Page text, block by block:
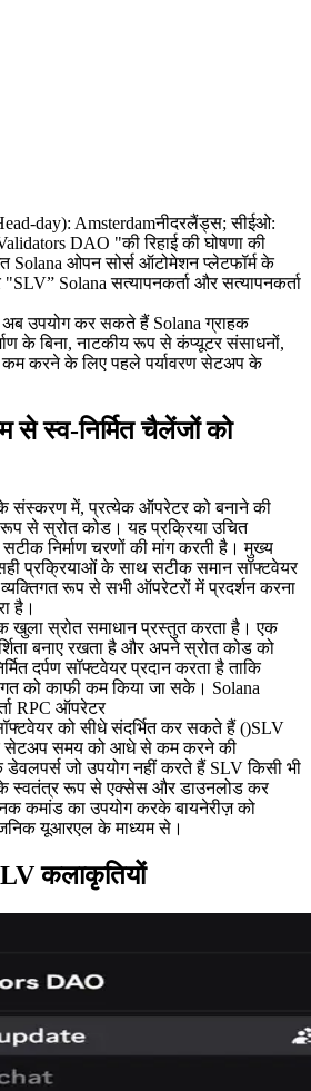
day): Amsterdamनीदरलैंड्स; सीईओ:
DAO "की रिहाई की घोषणा की
Solana ओपन सोर्स ऑटोमेशन प्लेटफॉर्म के
"SLV” Solana सत्यापनकर्ता और सत्यापनकर्ता
उपयोग कर सकते हैं Solana ग्राहक
के बिना, नाटकीय रूप से कंप्यूटर संसाधनों,
करने के लिए पहले पर्यावरण सेटअप के
से स्व-निर्मित चैलेंजों को
संस्करण में, प्रत्येक ऑपरेटर को बनाने की
से स्रोत कोड। यह प्रक्रिया उचित
निर्माण चरणों की मांग करती है। मुख्य
प्रक्रियाओं के साथ सटीक समान सॉफ्टवेयर
व्यक्तिगत रूप से सभी ऑपरेटरों में प्रदर्शन करना
है।
खुला स्रोत समाधान प्रस्तुत करता है। एक
बनाए रखता है और अपने स्रोत कोड को
दर्पण सॉफ्टवेयर प्रदान करता है ताकि
को काफी कम किया जा सके। Solana
RPC ऑपरेटर
को सीधे संदर्भित कर सकते हैं ()SLV
सेटअप समय को आधे से कम करने की
जो उपयोग नहीं करते हैं SLV किसी भी
स्वतंत्र रूप से एक्सेस और डाउनलोड कर
कमांड का उपयोग करके बायनेरीज़ को
यूआरएल के माध्यम से।
कलाकृतियों